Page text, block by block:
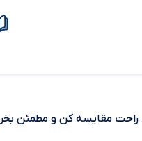
راحت مقایسه کن و مطمئن بخر